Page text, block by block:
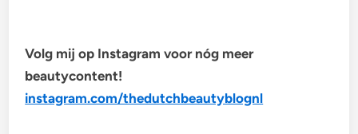
Volg mij op Instagram voor nóg meer
beautycontent!
instagram.com/thedutchbeautyblognl